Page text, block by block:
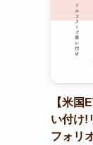
【米国
い付け!
フォリ